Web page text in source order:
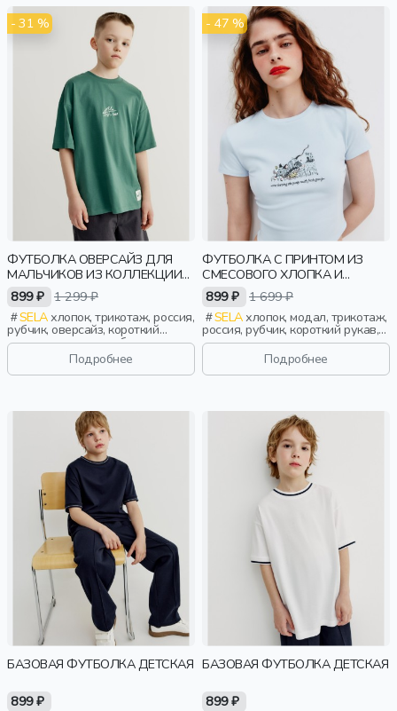
- 31 %
ФУТБОЛКА ОВЕРСАЙЗ ДЛЯ
МАЛЬЧИКОВ ИЗ КОЛЛЕКЦИИ
ART PEOPLE С ANGRY
BROTHERS 11
899 ₽ 1 299 ₽
SELAхлопок, трикотаж, россия,
рубчик, оверсайз, короткий
рукав, короткие, свободные,
принт, вырез, круглый вырез,
винтаж, мальчики, дети
Подробнее
- 47 %
ФУТБОЛКА С ПРИНТОМ ИЗ
СМЕСОВОГО ХЛОПКА И
МОДАЛА
899 ₽ 1 699 ₽
SELAхлопок, модал, трикотаж,
россия, рубчик, короткий рукав,
короткие, прилегающие, принт,
вырез, круглый вырез, девочки,
старшеклассники, дети
Подробнее
БАЗОВАЯ ФУТБОЛКА ДЕТСКАЯ
899 ₽
БАЗОВАЯ ФУТБОЛКА ДЕТСКАЯ
899 ₽